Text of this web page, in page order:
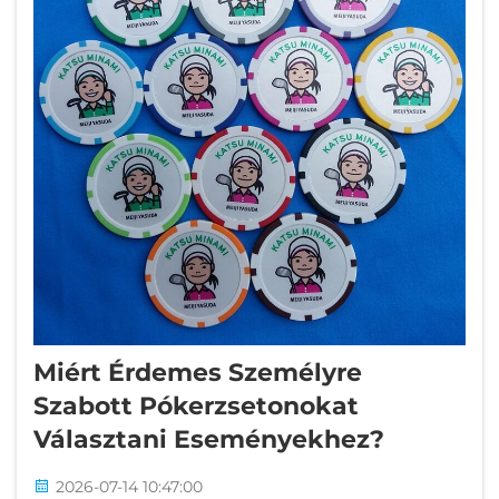
Miért Érdemes Személyre
Szabott Pókerzsetonokat
Választani Eseményekhez?
2026-07-14 10:47:00